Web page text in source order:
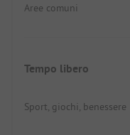
Aree comuni
Tempo libero
Sport, giochi, benessere